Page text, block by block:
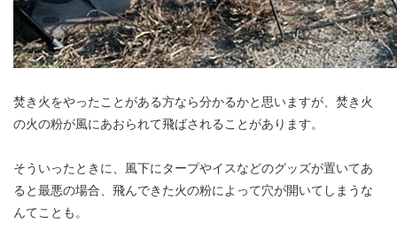
焚き火をやったことがある方なら分かるかと思いますが、焚き火
の火の粉が風にあおられて飛ばされることがあります。
そういったときに、風下にタープやイスなどのグッズが置いてあ
ると最悪の場合、飛んできた火の粉によって穴が開いてしまうな
んてことも。